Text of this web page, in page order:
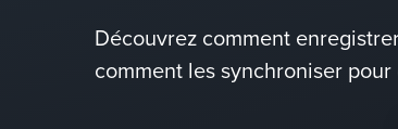
Découvrez comment
comment les synchroniser